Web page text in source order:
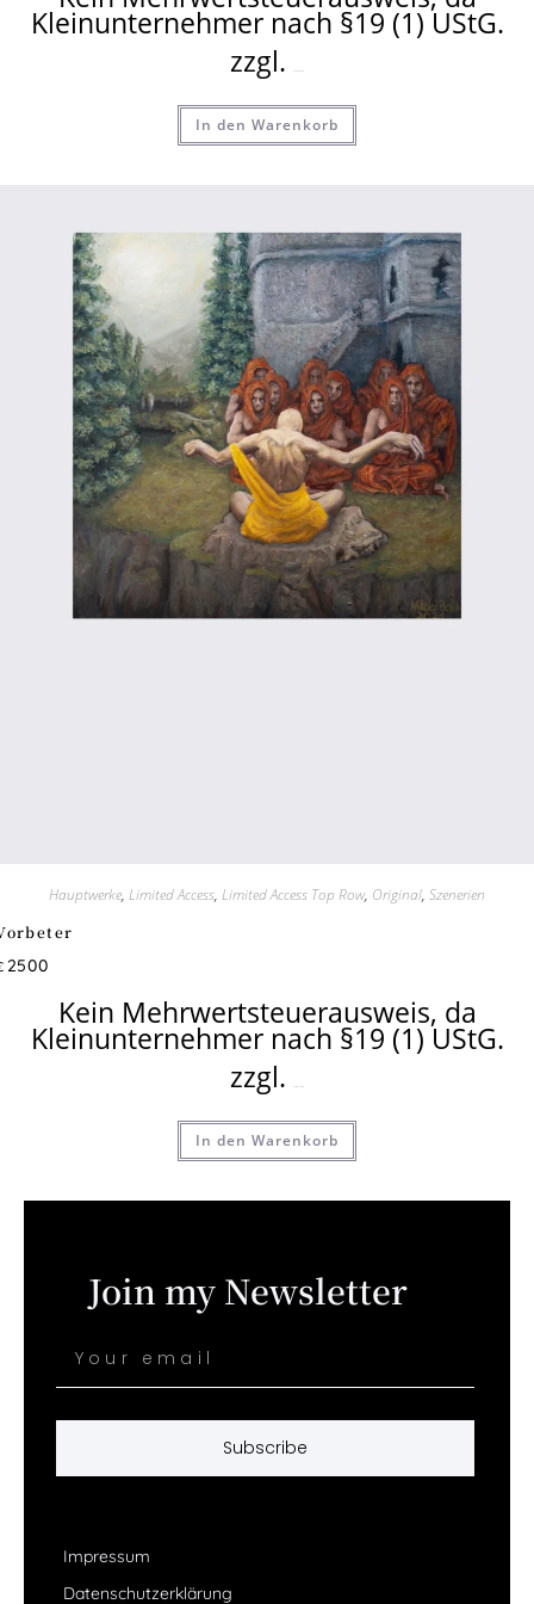
Kleinunternehmer nach §19 (1) UStG.
zzgl.
In den Warenkorb
Hauptwerke, Limited Access, Limited Access Top Row, Original, Szenerien
2500
Kein Mehrwertsteuerausweis, da
Kleinunternehmer nach §19 (1) UStG.
zzgl.
In den Warenkorb
Join my Newsletter
Subscribe
Impressum
Datenschutzerklärung